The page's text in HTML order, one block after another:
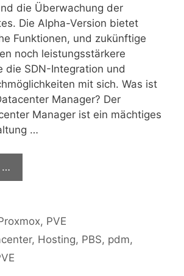
die Überwachung der
Die Alpha-Version bietet
Funktionen, und zukünftige
noch leistungsstärkere
die SDN-Integration und
mit sich. Was ist
Manager? Der
Manager ist ein mächtiges
…
…
, PVE
, Hosting, PBS, pdm,